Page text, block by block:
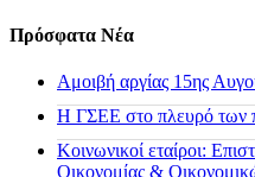
Πρόσφατα Νέα
Αμοιβή αργίας 15ης
H ΓΣΕΕ στο πλευρό των
Κοινωνικοί εταίροι:
Οικονομίας &